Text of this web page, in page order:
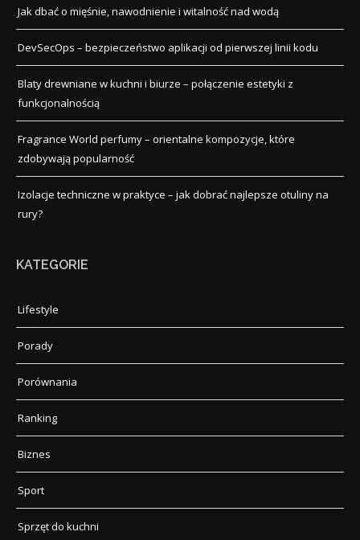
Jak dbać o mięśnie, nawodnienie i witalność nad wodą
DevSecOps – bezpieczeństwo aplikacji od pierwszej linii kodu
Blaty drewniane w kuchni i biurze – połączenie estetyki z
funkcjonalnością
Fragrance World perfumy – orientalne kompozycje, które
zdobywają popularność
Izolacje techniczne w praktyce – jak dobrać najlepsze otuliny na
rury?
KATEGORIE
Lifestyle
Porady
Porównania
Ranking
Biznes
Sport
Sprzęt do kuchni